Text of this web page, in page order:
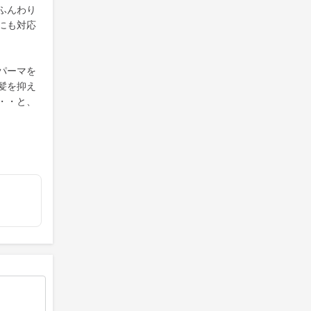
んわり
も対応
ーマを
を抑え
・と、